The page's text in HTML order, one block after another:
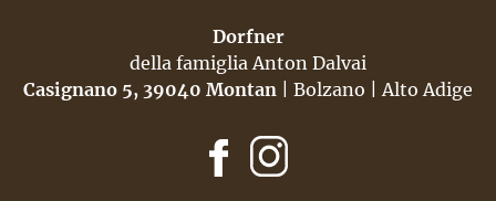
Dorfner
della famiglia Anton Dalvai
Casignano 5, 39040 Montan | Bolzano | Alto Adige